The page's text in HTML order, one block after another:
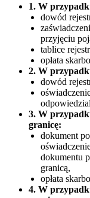
1. W
dowód
przyjęciu
tablice
opłata
2. W
dowód
3. W
granicę:
dokument
dokumentu
granicą,
opłata
4. W